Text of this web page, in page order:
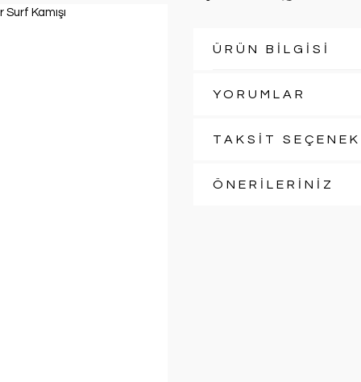
ÜRÜN BİLGİSİ
YORUMLAR
TAKSİT
ÖNERİLERİNİZ